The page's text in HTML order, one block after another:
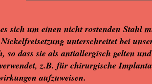
sich um einen nicht rostenden Stahl
unterschreitet bei
dass sie als antiallergisch gelten
z.B. für chirurgische
aufzuweisen.